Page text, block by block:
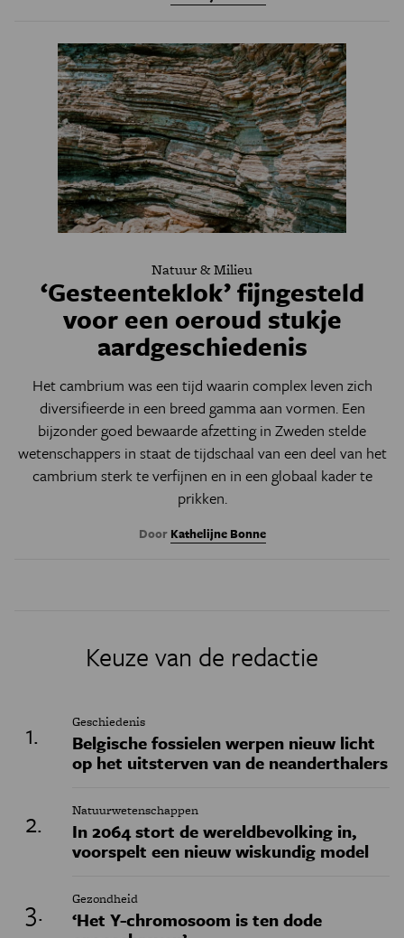
Natuur & Milieu
‘Gesteenteklok’ fijngesteld
voor een oeroud stukje
aardgeschiedenis
Het cambrium was een tijd waarin complex leven zich
diversifieerde in een breed gamma aan vormen. Een
bijzonder goed bewaarde afzetting in Zweden stelde
wetenschappers in staat de tijdschaal van een deel van het
cambrium sterk te verfijnen en in een globaal kader te
prikken.
Door Kathelijne Bonne
Keuze van de redactie
Geschiedenis
Belgische fossielen werpen nieuw licht
op het uitsterven van de neanderthalers
Natuurwetenschappen
In 2064 stort de wereldbevolking in,
voorspelt een nieuw wiskundig model
Gezondheid
‘Het Y-chromosoom is ten dode